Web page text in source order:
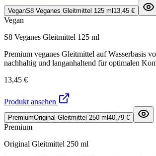
VeganS8 Veganes Gleitmittel 125 ml 13,45 €
Vegan
S8 Veganes Gleitmittel 125 ml
Premium veganes Gleitmittel auf Wasserbasis
nachhaltig und langanhaltend für optimalen
13,45 €
Produkt ansehen
PremiumOriginal Gleitmittel 250 ml 40,79 €
Premium
Original Gleitmittel 250 ml